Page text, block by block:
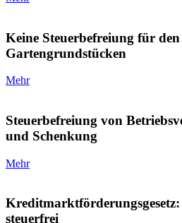
Keine Steuerbefreiung für
Gartengrundstücken
Mehr
Steuerbefreiung von
und Schenkung
Mehr
Kreditmarktförderungsgesetz:
steuerfrei